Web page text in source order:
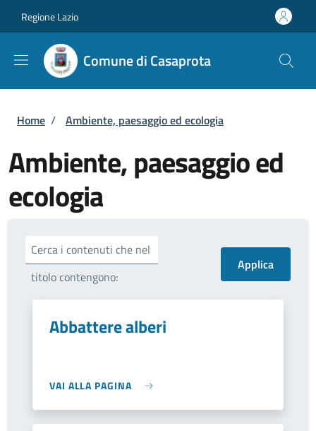
Regione Lazio
Comune di Casaprota
Briciole di pane
Home / Ambiente, paesaggio ed ecologia
Ambiente, paesaggio ed
ecologia
Cerca i contenuti che nel
titolo contengono:
Abbattere alberi
VAI ALLA PAGINA